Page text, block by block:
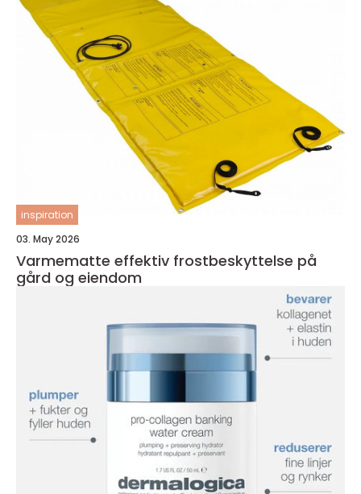
inspiration
03. May 2026
Varmematte effektiv frostbeskyttelse på
gård og eiendom